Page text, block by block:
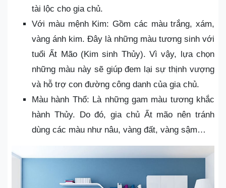
tài lộc cho gia chủ.
Với màu mệnh Kim: Gồm các màu trắng, xám,
vàng ánh kim. Đây là những màu tương sinh với
tuổi Ất Mão (Kim sinh Thủy). Vì vậy, lựa chọn
những màu này sẽ giúp đem lại sự thịnh vượng
và hỗ trợ con đường công danh của gia chủ.
Màu hành Thổ: Là những gam màu tương khắc
hành Thủy. Do đó, gia chủ Ất mão nên tránh
dùng các màu như nâu, vàng đất, vàng sậm…